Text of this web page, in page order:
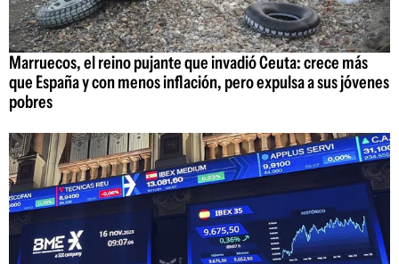
Marruecos, el reino pujante que invadió Ceuta: crece más
que España y con menos inflación, pero expulsa a sus jóvenes
pobres